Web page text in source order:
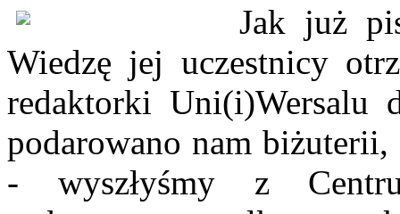
Jak już
Wiedzę jej uczestnicy
redaktorki Uni(i)Wersalu
podarowano nam
- wyszłyśmy z